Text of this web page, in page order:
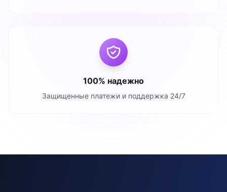
100% надежно
Защищенные платежи и поддержка 24/7